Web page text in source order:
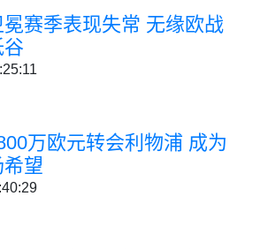
赛季表现失常 无缘欧战
万欧元转会利物浦 成为
望